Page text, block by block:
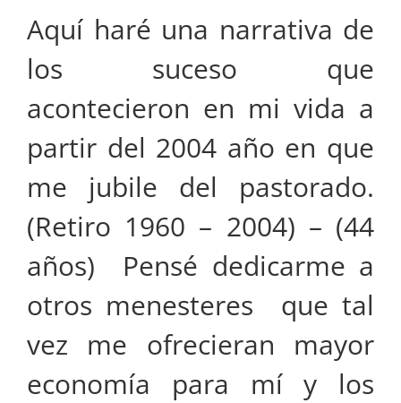
Aquí haré una narrativa de
los suceso que
acontecieron en mi vida a
partir del 2004 año en que
me jubile del pastorado.
(Retiro 1960 – 2004) – (44
años) Pensé dedicarme a
otros menesteres que tal
vez me ofrecieran mayor
economía para mí y los